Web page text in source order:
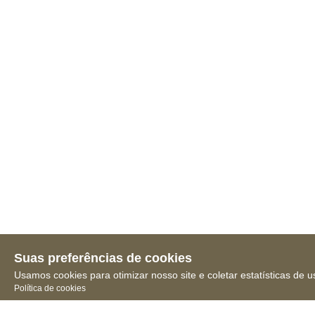
Suas preferências de cookies
Usamos cookies para otimizar nosso site e coletar estatísticas de
Política de cookies